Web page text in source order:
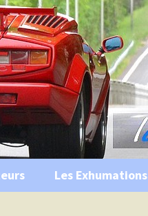
Les Exhumations